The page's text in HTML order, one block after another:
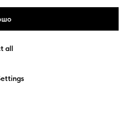
собрана в одном
ленты
так же, шириной
all